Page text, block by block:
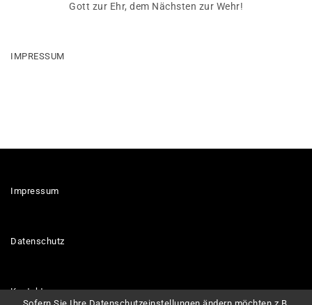
Gott zur Ehr, dem Nächsten zur Wehr!
IMPRESSUM
Impressum
Datenschutz
Kontakt